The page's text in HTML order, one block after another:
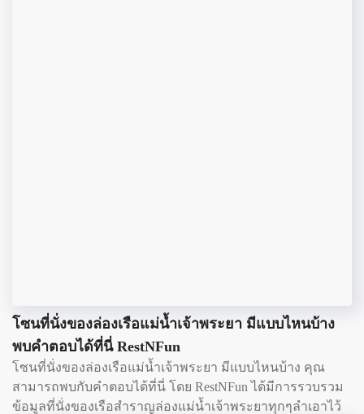
โซนที่นั่งของล่องเรือแม่น้ำเจ้าพระยา มีแบบไหนบ้าง
พบคำตอบได้ที่นี่ RestNFun
โซนที่นั่งของล่องเรือแม่น้ำเจ้าพระยา มีแบบไหนบ้าง คุณ
สามารถพบกับคำตอบได้ที่นี่ โดย RestNFun ได้มีการรวบรวม
ข้อมูลที่นั่งของเรือสำราญล่องแม่น้ำเจ้าพระยาทุกๆลำเอาไว้